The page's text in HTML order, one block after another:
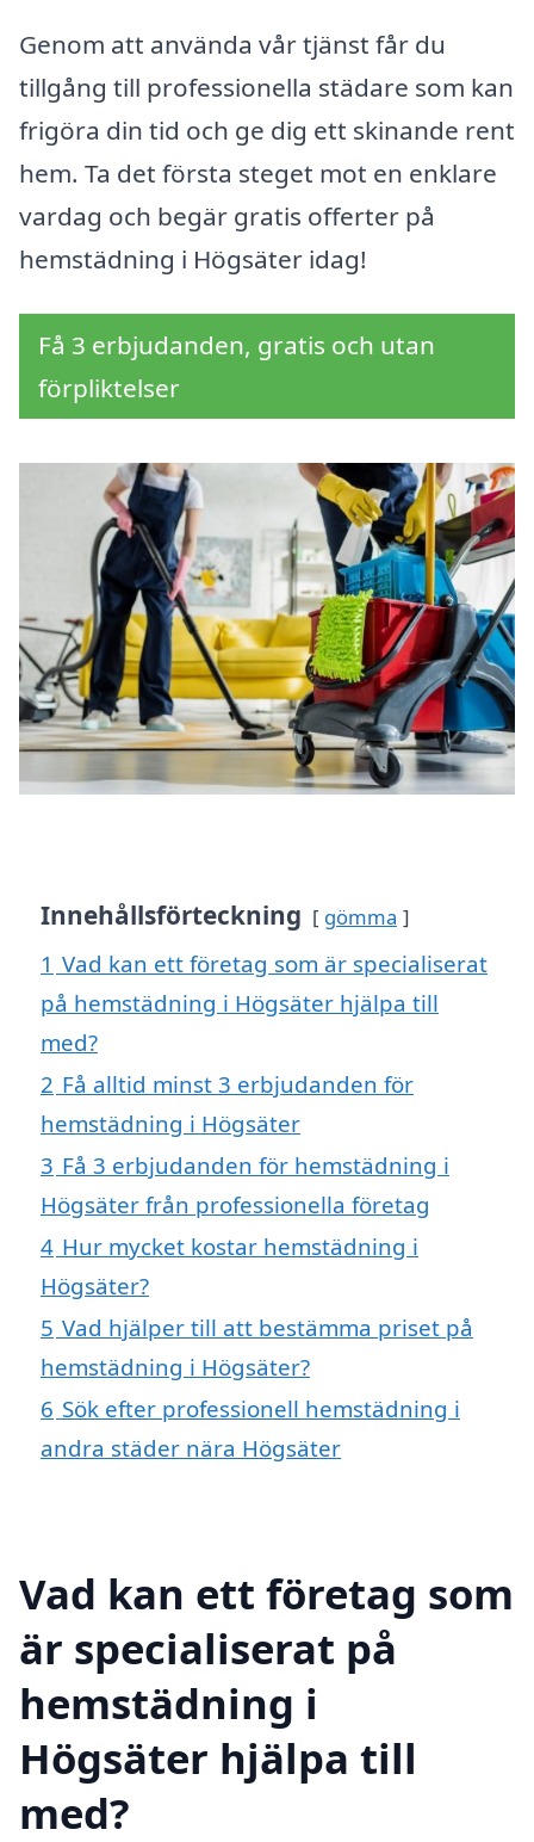
Genom att använda vår tjänst får du
tillgång till professionella städare som kan
frigöra din tid och ge dig ett skinande rent
hem. Ta det första steget mot en enklare
vardag och begär gratis offerter på
hemstädning i Högsäter idag!
Få 3 erbjudanden, gratis och utan
förpliktelser
Innehållsförteckning gömma
1 Vad kan ett företag som är specialiserat
på hemstädning i Högsäter hjälpa till
med?
2 Få alltid minst 3 erbjudanden för
hemstädning i Högsäter
3 Få 3 erbjudanden för hemstädning i
Högsäter från professionella företag
4 Hur mycket kostar hemstädning i
Högsäter?
5 Vad hjälper till att bestämma priset på
hemstädning i Högsäter?
6 Sök efter professionell hemstädning i
andra städer nära Högsäter
Vad kan ett företag som
är specialiserat på
hemstädning i
Högsäter hjälpa till
med?